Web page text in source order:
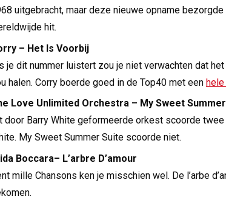
uitgebracht, maar deze nieuwe opname
hit.
– Het Is Voorbij
je dit nummer luistert zou je niet verwachten dat
halen. Corry boerde goed in de Top40 met een
Love Unlimited Orchestra – My Sweet
door Barry White geformeerde orkest scoorde twee
My Sweet Summer Suite scoorde niet.
Boccara– L’arbre D’amour
mille Chansons ken je misschien wel. De l’arbe